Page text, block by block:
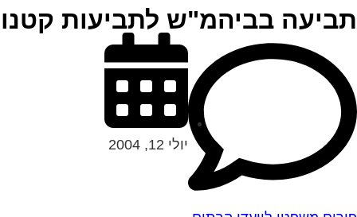
תביעה בביהמ"ש לתביעות
יולי 12, 2004